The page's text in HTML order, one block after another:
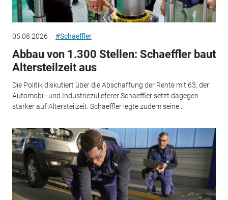
05.08.2026 #Schaeffler
Abbau von 1.300 Stellen: Schaeffler baut
Altersteilzeit aus
Die Politik diskutiert über die Abschaffung der Rente mit 63, der
Automobil- und Industriezulieferer Schaeffler setzt dagegen
stärker auf Altersteilzeit. Schaeffler legte zudem seine...